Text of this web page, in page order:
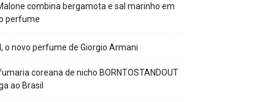
combina bergamota e sal marinho em
perfume
o novo perfume de Giorgio Armani
coreana de nicho BORNTOSTANDOUT
ao Brasil